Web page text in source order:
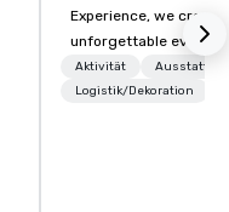
Experience, we create
unforgettable events
access to premium
class entertainment,
Aktivität
Logistik/Dekoration